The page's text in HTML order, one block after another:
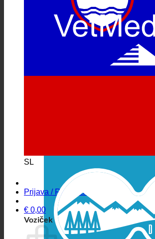
SL
Prijava / Registracija
€ 0,00
Voziček